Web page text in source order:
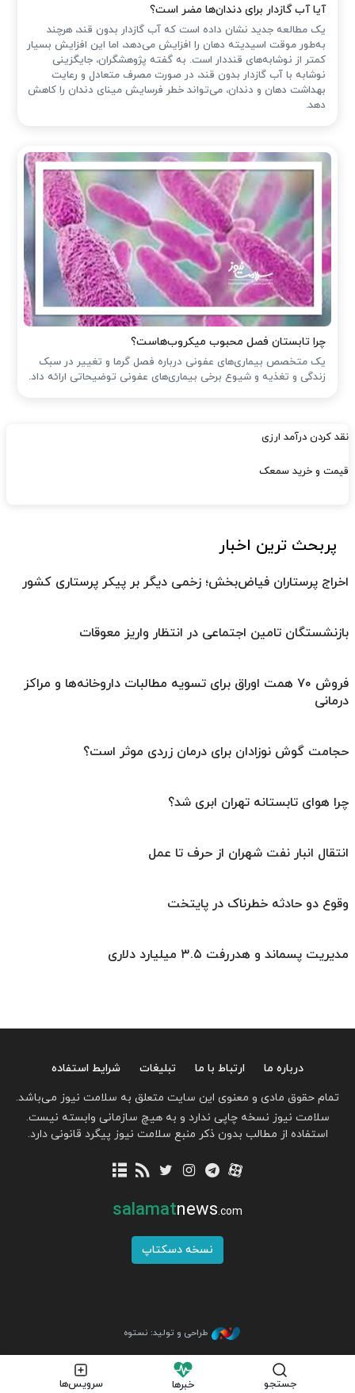
آیا آب گازدار برای دندان‌ها مضر است؟
یک مطالعه جدید نشان داده است که آب گازدار بدون قند، هرچند
به‌طور موقت اسیدیته دهان را افزایش می‌دهد، اما این افزایش بسیار
کمتر از نوشابه‌های قنددار است. به گفته پژوهشگران، جایگزینی
نوشابه با آب گازدار بدون قند، در صورت مصرف متعادل و رعایت
بهداشت دهان و دندان، می‌تواند خطر فرسایش مینای دندان را کاهش
دهد.
چرا تابستان فصل محبوب میکروب‌هاست؟
یک متخصص بیماری‌های عفونی درباره فصل گرما و تغییر در سبک
زندگی و تغذیه و شیوع برخی بیماری‌های عفونی توضیحاتی ارائه داد.
نقد کردن درآمد ارزی
قیمت و خرید سمعک
پربحث ترین اخبار
اخراج پرستاران فیاض‌بخش؛ زخمی دیگر بر پیکر پرستاری کشور
بازنشستگان تامین اجتماعی در انتظار واریز معوقات
فروش ۷۰ همت اوراق برای تسویه مطالبات داروخانه‌ها و مراکز
درمانی
حجامت گوش نوزادان برای درمان زردی موثر است؟
چرا هوای تابستانه تهران ابری شد؟
انتقال انبار نفت شهران از حرف تا عمل
وقوع دو حادثه خطرناک در پایتخت
مدیریت پسماند و هدررفت ۳.۵ میلیارد دلاری
جستجو خبرها سرویس‌ها
درباره ما ارتباط با ما تبلیغات
شرایط استفاده
تمام حقوق مادی و معنوی این سایت متعلق به سلامت نیوز می‌باشد.
سلامت نیوز نسخه چاپی ندارد و به هیچ سازمانی وابسته نیست.
استفاده از مطالب بدون ذکر منبع سلامت نیوز پیگرد قانونی دارد.
salamatnews.com
نسخه دسکتاپ
طراحی و تولید: نستوه